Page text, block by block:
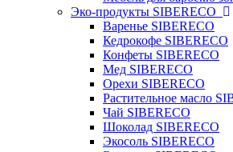
Эко-продукты SIBERECO
Варенье SIBERECO
Кедрокофе SIBERECO
Конфеты SIBERECO
Мед SIBERECO
Орехи SIBERECO
Растительное масло
Чай SIBERECO
Шоколад SIBERECO
Экосоль SIBERECO